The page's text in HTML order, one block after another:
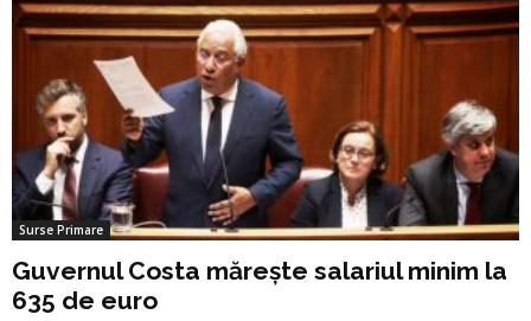
Surse Primare
Guvernul Costa mărește salariul minim la
635 de euro